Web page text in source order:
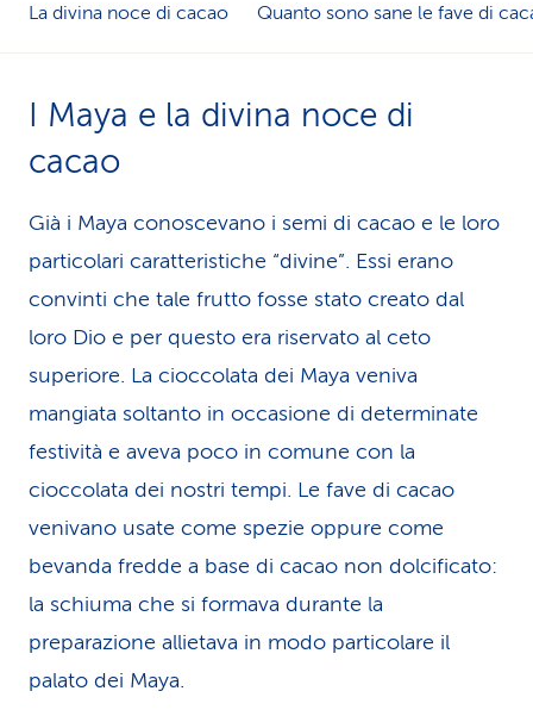
La divina noce di cacao Quanto sono sane le fave di
I Maya e la divina noce di
cacao
Già i Maya conoscevano i semi di cacao e le loro
particolari caratteristiche “divine”. Essi erano
convinti che tale frutto fosse stato creato dal
loro Dio e per questo era riservato al ceto
superiore. La cioccolata dei Maya veniva
mangiata soltanto in occasione di determinate
festività e aveva poco in comune con la
cioccolata dei nostri tempi. Le fave di cacao
venivano usate come spezie oppure come
bevanda fredde a base di cacao non dolcificato:
la schiuma che si formava durante la
preparazione allietava in modo particolare il
palato dei Maya.